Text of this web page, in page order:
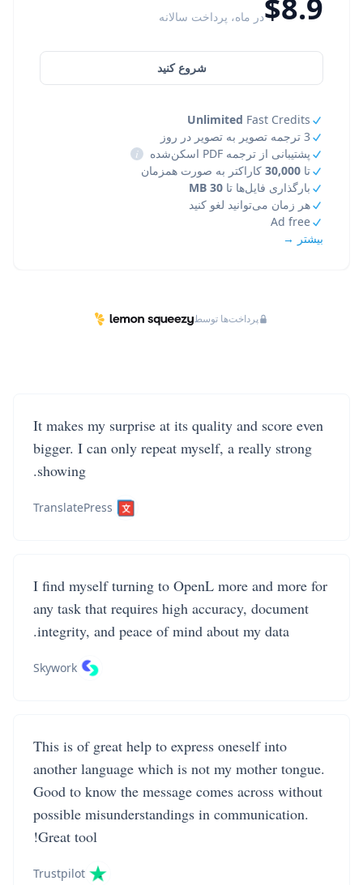
$8.9در ماه، پرداخت سالانه
شروع کنید
Unlimited Fast Credits
3 ترجمه تصویر به تصویر در روز
پشتیبانی از ترجمه PDF اسکن‌شده
i
تا 30,000 کاراکتر به صورت همزمان
بارگذاری فایل‌ها تا 30 MB
هر زمان می‌توانید لغو کنید
Ad free
بیشتر →
پرداخت‌ها توسط
It makes my surprise at its quality and score even
bigger. I can only repeat myself, a really strong
showing.
TranslatePress
I find myself turning to OpenL more and more for
any task that requires high accuracy, document
integrity, and peace of mind about my data.
Skywork
This is of great help to express oneself into
another language which is not my mother tongue.
Good to know the message comes across without
possible misunderstandings in communication.
Great tool!
Trustpilot